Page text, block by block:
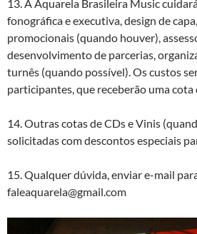
13. A Aquarela Brasileira Music
fonográfica e executiva, design de
promocionais (quando houver),
desenvolvimento de parcerias,
turnês (quando possível). Os custos
participantes, que receberão uma cota
14. Outras cotas de CDs e Vinis
solicitadas com descontos especiais
15. Qualquer dúvida, enviar e-mail
faleaquarela@gmail.com